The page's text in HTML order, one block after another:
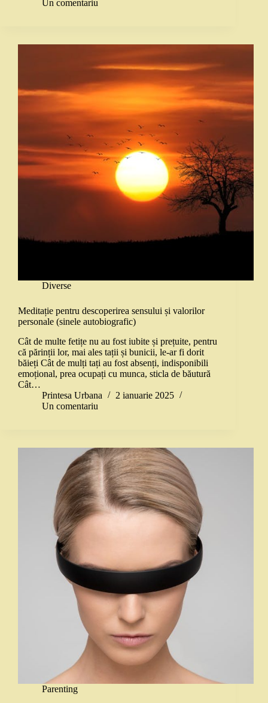
Un comentariu
Diverse
Meditație pentru descoperirea sensului și valorilor
personale (sinele autobiografic)
Cât de multe fetițe nu au fost iubite și prețuite, pentru
că părinții lor, mai ales tații și bunicii, le-ar fi dorit
băieți Cât de mulți tați au fost absenți, indisponibili
emoțional, prea ocupați cu munca, sticla de băutură
Cât…
Printesa Urbana
2 ianuarie 2025
Un comentariu
Parenting